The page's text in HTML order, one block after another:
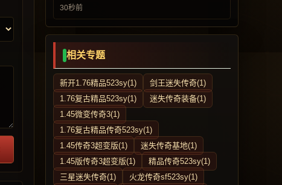
30秒前
相关专题
新开1.76精品523sy(1)
剑王迷失传奇(1)
1.76复古精品523sy(1)
迷失传奇装备(1)
1.45微变传奇3(1)
1.76复古精品传奇523sy(1)
1.45传奇3超变版(1)
迷失传奇基地(1)
1.45版传奇3超变版(1)
精品传奇523sy(1)
三星迷失传奇(1)
火龙传奇sf523sy(1)